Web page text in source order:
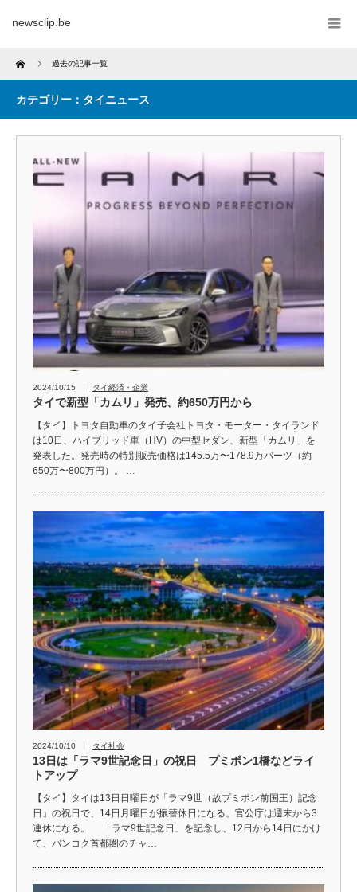
newsclip.be
Home 過去の記事一覧
カテゴリー：タイニュース
2024/10/15 タイ経済・企業
タイで新型「カムリ」発売、約650万円から
【タイ】トヨタ自動車のタイ子会社トヨタ・モーター・タイランド
は10日、ハイブリッド車（HV）の中型セダン、新型「カムリ」を
発表した。発売時の特別販売価格は145.5万〜178.9万バーツ（約
650万〜800万円）。 …
2024/10/10 タイ社会
13日は「ラマ9世記念日」の祝日 プミポン1橋などライ
トアップ
【タイ】タイは13日日曜日が「ラマ9世（故プミポン前国王）記念
日」の祝日で、14日月曜日が振替休日になる。官公庁は週末から3
連休になる。 「ラマ9世記念日」を記念し、12日から14日にかけ
て、バンコク首都圏のチャ…